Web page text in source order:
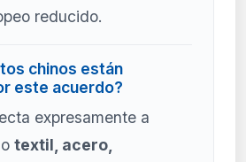
reducido.
chinos están
este acuerdo?
expresamente a
textil, acero,